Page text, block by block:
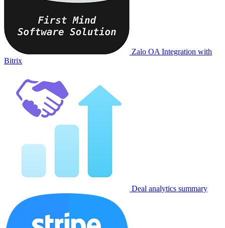
Zalo OA Integration with
Bitrix
Deal analytics summary